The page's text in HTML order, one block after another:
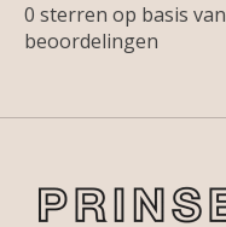
0 sterren op basis van
beoordelingen